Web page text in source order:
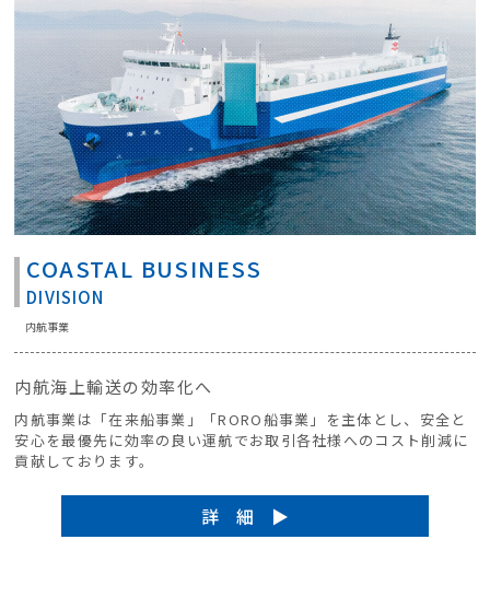
COASTAL BUSINESS
DIVISION
内航事業
内航海上輸送の効率化へ
内航事業は「在来船事業」「RORO船事業」を主体とし、安全と
安心を最優先に効率の良い運航でお取引各社様へのコスト削減に
貢献しております。
詳 細 ▶︎